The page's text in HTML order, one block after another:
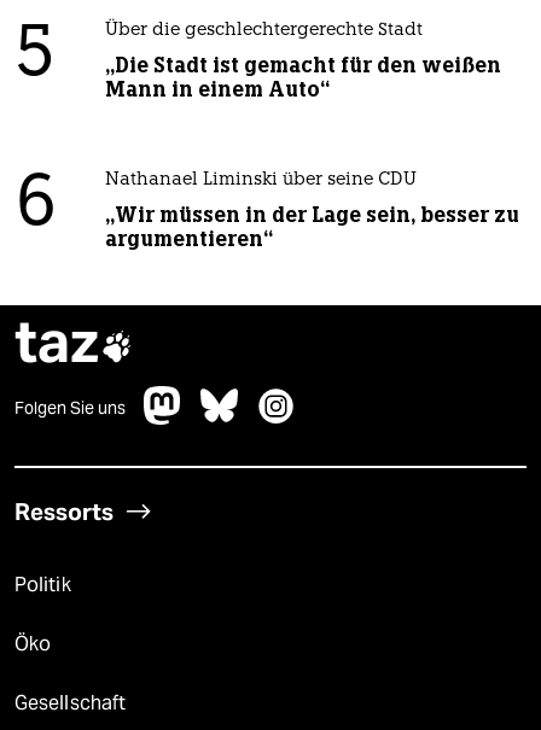
5 Über die geschlechtergerechte Stadt
„Die Stadt ist gemacht für den weißen
Mann in einem Auto“
6 Nathanael Liminski über seine CDU
„Wir müssen in der Lage sein, besser zu
argumentieren“
taz
Folgen Sie uns
Ressorts
Politik
Öko
Gesellschaft